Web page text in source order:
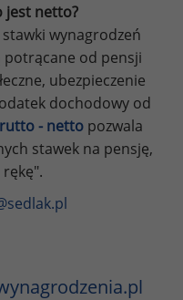
jest netto?
wynagrodzeń
od pensji
ubezpieczenie
dochodowy od
- netto pozwala
stawek na pensję,